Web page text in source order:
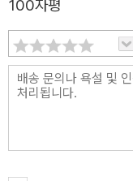
100자평